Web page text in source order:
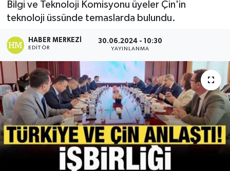
Bilgi ve Teknoloji Komisyonu üyeler Çin'in
teknoloji üssünde temaslarda bulundu.
HABER MERKEZI
EDITÖR
30.06.2024 - 10:30
YAYINLANMA
Son Dakika Haberleri